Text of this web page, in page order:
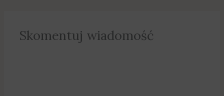
Skomentuj wiadomość